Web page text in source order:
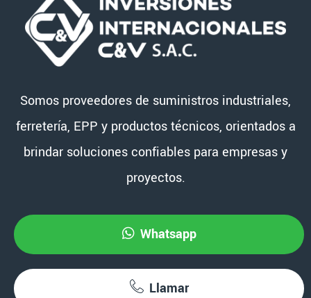
Somos proveedores de suministros industriales,
ferretería, EPP y productos técnicos, orientados a
brindar soluciones confiables para empresas y
proyectos.
Whatsapp
Llamar